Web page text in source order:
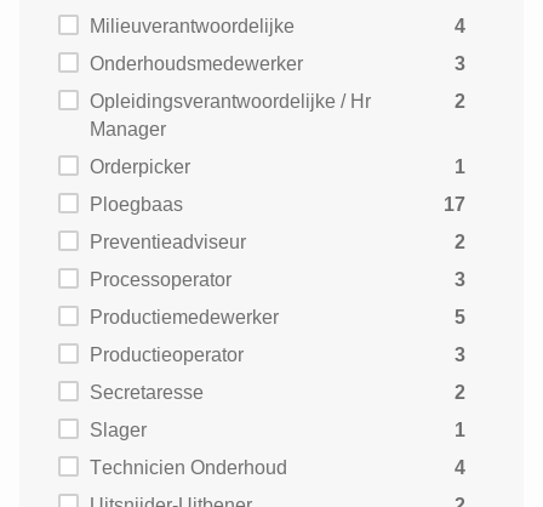
Milieuverantwoordelijke
4
Onderhoudsmedewerker
3
Opleidingsverantwoordelijke / Hr
Manager
2
Orderpicker
1
Ploegbaas
17
Preventieadviseur
2
Processoperator
3
Productiemedewerker
5
Productieoperator
3
Secretaresse
2
Slager
1
Technicien Onderhoud
4